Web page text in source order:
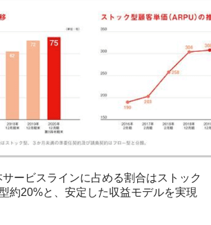
ービスラインに占める割合はストック
約20%と、安定した収益モデルを実現